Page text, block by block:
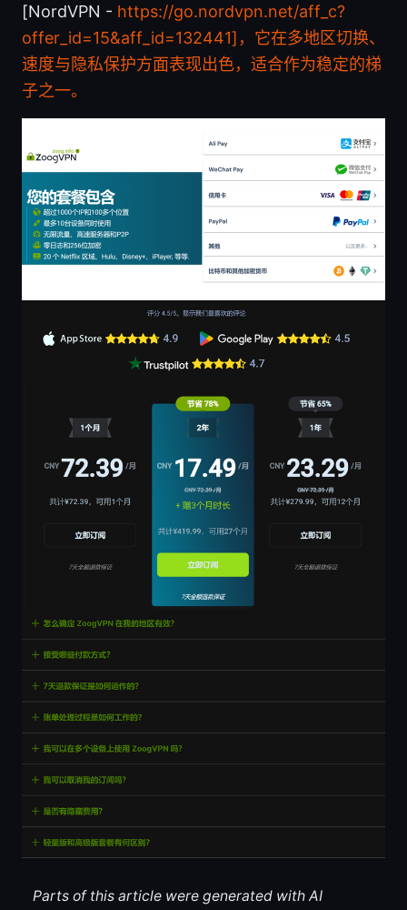
[NordVPN - https://go.nordvpn.net/aff_c?
offer_id=15&aff_id=132441]，它在多地区切换、
速度与隐私保护方面表现出色，适合作为稳定的梯
子之一。
Parts of this article were generated with AI